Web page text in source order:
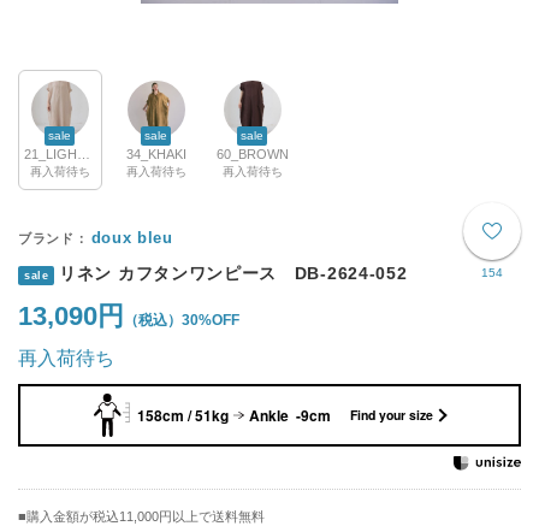
sale
再入荷待ち
sale
34_KHAKI
再入荷待ち
sale
60_BROWN
再入荷待ち
154
doux bleu
sale リネン カフタンワンピース DB-2624-052
13,090円 30%OFF
再入荷待ち
158cm / 51kg Ankle -9cm Find your size
購入金額が税込11,000円以上で送料無料